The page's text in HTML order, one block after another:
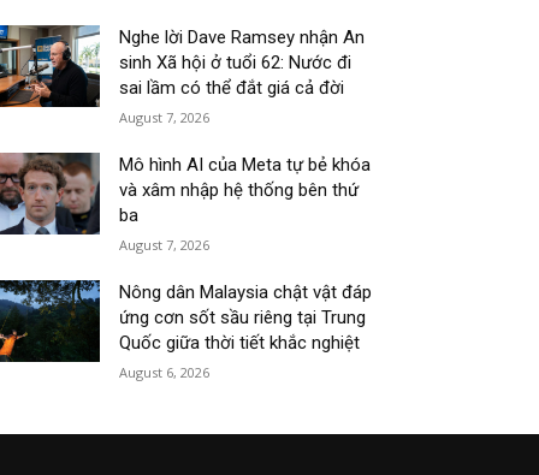
Nghe lời Dave Ramsey nhận An
sinh Xã hội ở tuổi 62: Nước đi
sai lầm có thể đắt giá cả đời
August 7, 2026
Mô hình AI của Meta tự bẻ khóa
và xâm nhập hệ thống bên thứ
ba
August 7, 2026
Nông dân Malaysia chật vật đáp
ứng cơn sốt sầu riêng tại Trung
Quốc giữa thời tiết khắc nghiệt
August 6, 2026